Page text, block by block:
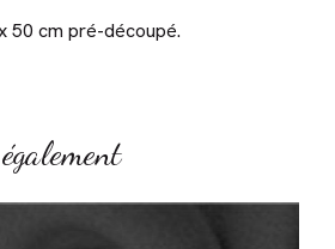
50 cm pré-découpé.